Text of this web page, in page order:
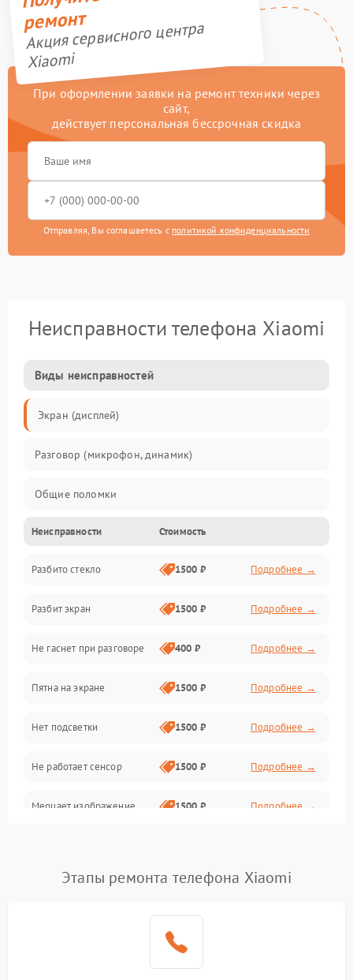
ремонт
Акция сервисного центра
Xiaomi
При оформлении заявки на ремонт техники через
сайт,
действует персональная бессрочная скидка
Отправляя, Вы соглашаетесь с политикой конфиденциальности
Неисправности телефона Xiaomi
Виды неисправностей
Экран (дисплей)
Разговор (микрофон, динамик)
Общие поломки
Проблемы связи
Камеры
Проблемы с дисплеем и сенсором
Зарядка
Проблемы с питанием, зарядкой и аккумулятором
Проблемы с работой системы, корпусом и другие
Неисправности Стоимость
Разбито стекло 1500 ₽ Подробнее →
Разбит экран 1500 ₽ Подробнее →
Не гаснет при разговоре 400 ₽ Подробнее →
Пятна на экране 1500 ₽ Подробнее →
Нет подсветки 1500 ₽ Подробнее →
Не работает сенсор 1500 ₽ Подробнее →
Мерцает изображение 1500 ₽ Подробнее →
Не работает Face ID 4000 ₽ Подробнее →
Этапы ремонта телефона Xiaomi